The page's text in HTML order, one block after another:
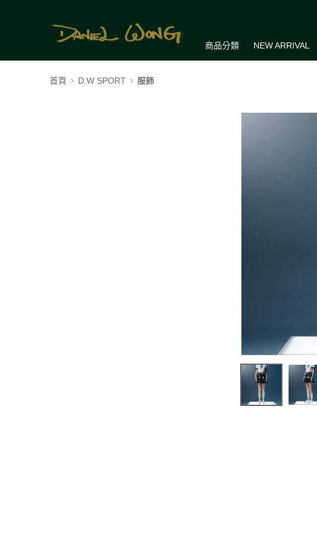
商品分類 NEW ARRIVAL
首頁 D.W SPORT 服飾